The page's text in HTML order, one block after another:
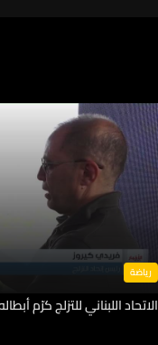
رياضة
الاتحاد اللبناني للتزلج كرّم